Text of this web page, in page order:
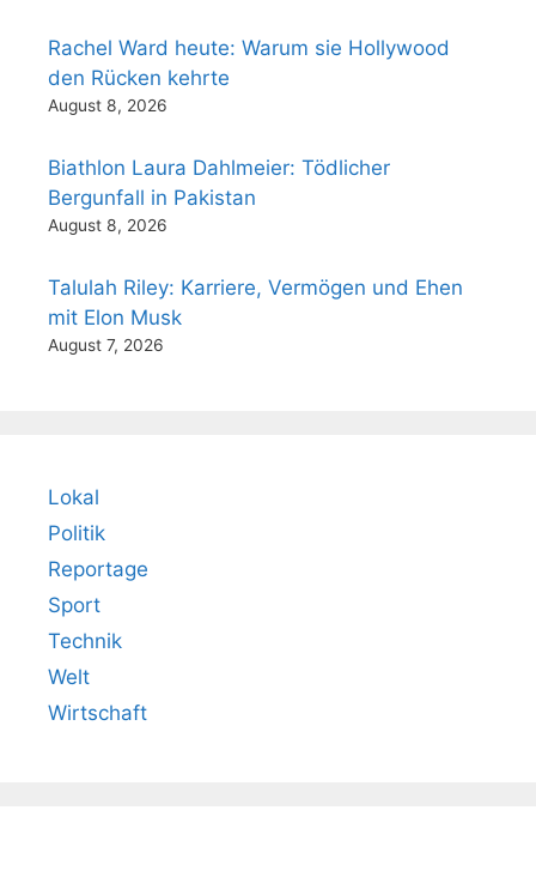
Rachel Ward heute: Warum sie Hollywood
den Rücken kehrte
August 8, 2026
Biathlon Laura Dahlmeier: Tödlicher
Bergunfall in Pakistan
August 8, 2026
Talulah Riley: Karriere, Vermögen und Ehen
mit Elon Musk
August 7, 2026
Lokal
Politik
Reportage
Sport
Technik
Welt
Wirtschaft